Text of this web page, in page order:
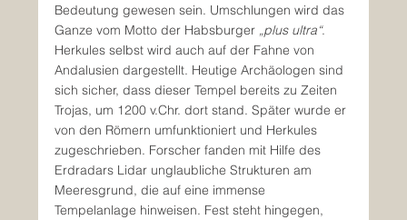
Bedeutung gewesen sein. Umschlungen wird das
Ganze vom Motto der Habsburger „plus ultra“.
Herkules selbst wird auch auf der Fahne von
Andalusien dargestellt. Heutige Archäologen sind
sich sicher, dass dieser Tempel bereits zu Zeiten
Trojas, um 1200 v.Chr. dort stand. Später wurde er
von den Römern umfunktioniert und Herkules
zugeschrieben. Forscher fanden mit Hilfe des
Erdradars Lidar unglaubliche Strukturen am
Meeresgrund, die auf eine immense
Tempelanlage hinweisen. Fest steht hingegen,